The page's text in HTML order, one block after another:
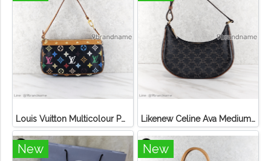
Louis Vuitton Multicolour Pochette Canvas Likenew Celine Ava Medium Triomphe Canvas
New New